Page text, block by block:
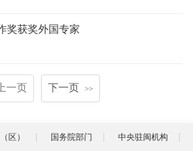
奖获奖外国专家
上一页 下一页 >>
区） 国务院部门
中央驻闽机构